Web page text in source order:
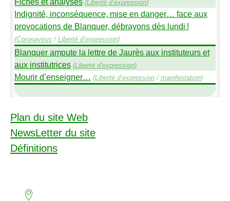
(Liberté d’expression)
Indignité, inconséquence, mise en danger… face aux
provocations de Blanquer, débrayons dès lundi !
(Coronavirus / Liberté d’expression)
Blanquer ampute la lettre de Jaurès aux instituteurs et
aux institutrices (Liberté d’expression)
Mourir d’enseigner… (Liberté d’expression/ manifestation)
Plan du site Web
NewsLetter du site
Définitions